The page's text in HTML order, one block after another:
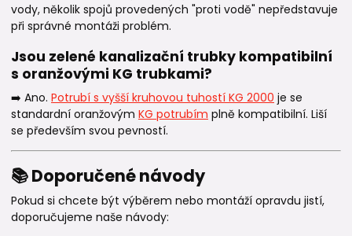
vody, několik spojů provedených "proti vodě" nepředstavuje
při správné montáži problém.
Jsou zelené kanalizační trubky kompatibilní
s oranžovými KG trubkami?
➡️ Ano. Potrubí s vyšší kruhovou tuhostí KG 2000 je se
standardní oranžovým KG potrubím plně kompatibilní. Liší
se především svou pevností.
📚 Doporučené návody
Pokud si chcete být výběrem nebo montáží opravdu jistí,
doporučujeme naše návody: